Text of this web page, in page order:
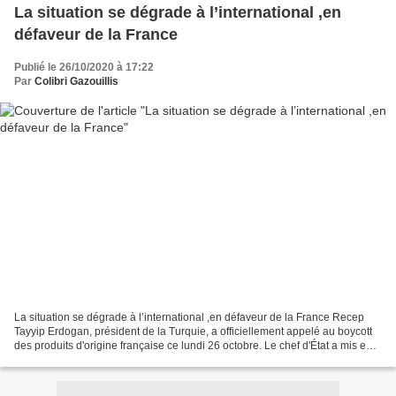
La situation se dégrade à l’international ,en
défaveur de la France
Publié le 26/10/2020 à 17:22
Par Colibri Gazouillis
La situation se dégrade à l’international ,en défaveur de la France Recep
Tayyip Erdogan, président de la Turquie, a officiellement appelé au boycott
des produits d'origine française ce lundi 26 octobre. Le chef d'État a mis en